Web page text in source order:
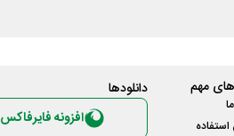
مهم
استفاده
دانلود‌ها
افزونه فایرفاکس